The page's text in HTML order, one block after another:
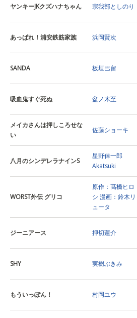
ヤンキーJKクズハナちゃん 宗我部としのり
あっぱれ！浦安鉄筋家族 浜岡賢次
SANDA 板垣巴留
吸血鬼すぐ死ぬ 盆ノ木至
メイカさんは押しころせな
い
佐藤ショーキ
八月のシンデレラナインS
星野倖一郎
Akatsuki
WORST外伝 グリコ
原作：髙橋ヒロ
シ 漫画：鈴木リ
ュータ
ジーニアース 押切蓮介
SHY 実樹ぶきみ
もういっぽん！ 村岡ユウ